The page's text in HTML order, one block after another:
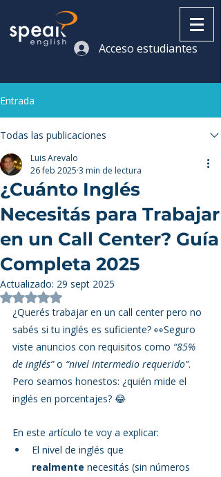
Acceso estudiantes
Entrada
Todas las publicaciones
¿Cuánto Inglés
Necesitás para Trabajar
en un Call Center? Guía
Completa 2025
Luis Arevalo
26 feb 2025 3 min de lectura
Actualizado: 29 sept 2025
Obtuvo NaN de 5 estrellas.
¿Querés trabajar en un call center pero no
sabés si tu inglés es suficiente? 👀Seguro
viste anuncios con requisitos como “85%
de inglés” o “nivel intermedio requerido”.
Pero seamos honestos: ¿quién mide el
inglés en porcentajes? 😂
En este artículo te voy a explicar:
El nivel de inglés que
realmente necesitás (sin números